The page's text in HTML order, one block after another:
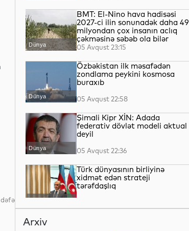
dəfə
Dünya
BMT: El-Nino hava hadisəsi
2027-ci ilin sonunadək daha 49
milyondan çox insanın aclıq
çəkməsinə səbəb ola bilər
05 Avqust 23:15
Dünya
Özbəkistan ilk məsafədən
zondlama peykini kosmosa
buraxıb
05 Avqust 22:58
Dünya
Şimali Kipr XİN: Adada
federativ dövlət modeli aktual
deyil
05 Avqust 22:36
YAP xəbərləri
Türk dünyasının birliyinə
xidmət edən strateji
tərəfdaşlıq
Arxiv